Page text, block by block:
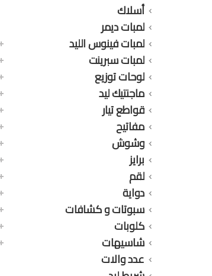
أسلاك
لمبات ديمر
لمبات فينوس الليد
لمبات سبرينت
لوحات توزيع
ماجنتيك ليد
قواطع تيار
مفاتيح
وشوش
برايز
لقم
دواية
سبوتات و كشافات
كلوبات
شاسيهات
عدد والات